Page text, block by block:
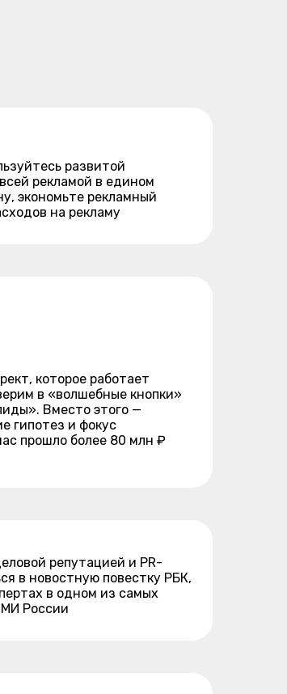
развитой
рекламой в едином
экономьте рекламный
на рекламу
репутацией и PR-
в новостную повестку РБК,
в одном из самых
России
которое работает
в «волшебные кнопки»
Вместо этого —
гипотез и фокус
прошло более 80 млн ₽